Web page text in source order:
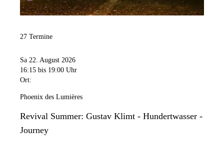
27 Termine
Sa 22. August 2026
16:15 bis 19:00 Uhr
Ort:
Phoenix des Lumières
Revival Summer: Gustav Klimt - Hundertwasser -
Journey